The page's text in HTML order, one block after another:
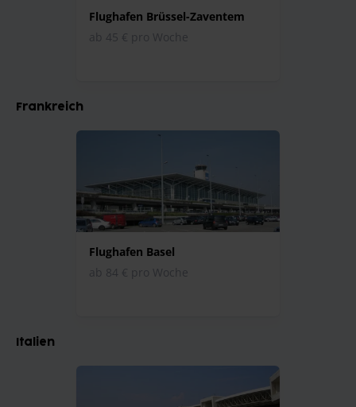
Flughafen Brüssel-Zaventem
ab 45 € pro Woche
Frankreich
Flughafen Basel
ab 84 € pro Woche
Italien